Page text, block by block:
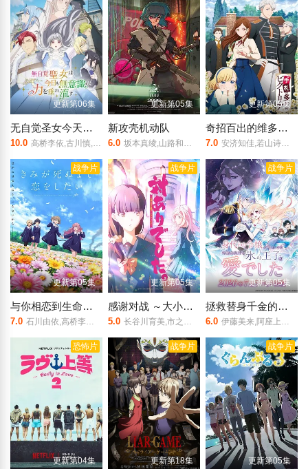
更新第06集
无自觉圣女今天也无意识地释放力量
10.0 高桥李依,古川慎,白石晴香,土岐隼一,田丸笃志,冈本信彦,宫本充
更新第05集
新攻壳机动队
6.0 坂本真绫,山路和弘,安元洋贵,中村悠一
更新第05集
奇招百出的维多利亚
7.0 安济知佳,若山诗音,阿座上洋平,小野大辅,潘惠美,古川慎,逢坂良太,小野贤章,野岛健儿,秋保佐永子,家中宏
战争片
更新第05集
与你相恋到生命尽头
7.0 石川由依,高桥李依,茅野爱衣,濑户麻沙美,日高里菜,内山夕实
战争片
更新第05集
感谢对战 ～大小姐才不玩格斗游戏～
5.0 长谷川育美,市之濑加那,千本木彩花,下地紫野
战争片
更新第05集
拯救替身千金的是冷酷无情冰之王子的爱
6.0 伊藤美来,阿座上洋平,青木瑠璃子,日笠阳子,市之濑加那,千叶翔也,青山穰,石黑史刚,吉川幸宏,前川凉子,奈波果林,义村优
恐怖片
更新第04集
战争片
更新第18集
战争片
更新第05集